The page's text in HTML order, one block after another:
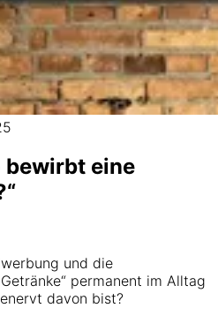
bewirbt eine
und die
permanent im Alltag
davon bist?